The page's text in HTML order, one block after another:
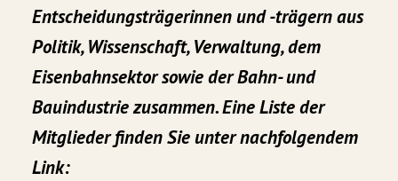
Entscheidungsträgerinnen und -trägern aus
Politik, Wissenschaft, Verwaltung, dem
Eisenbahnsektor sowie der Bahn- und
Bauindustrie zusammen. Eine Liste der
Mitglieder finden Sie unter nachfolgendem
Link: